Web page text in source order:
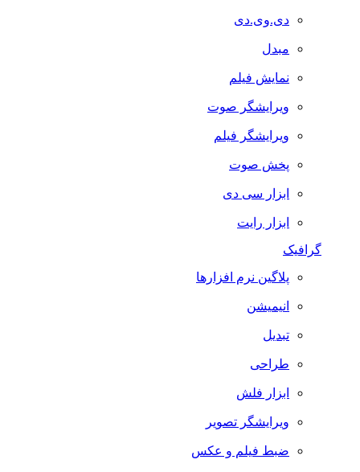
دی.وی.دی
مبدل
نمایش فیلم
ویرایشگر صوت
ویرایشگر فیلم
پخش صوت
ابزار سی دی
ابزار رایت
گرافیک
پلاگین نرم افزارها
انیمیشن
تبدیل
طراحی
ابزار فلش
ویرایشگر تصویر
ضبط فيلم و عكس